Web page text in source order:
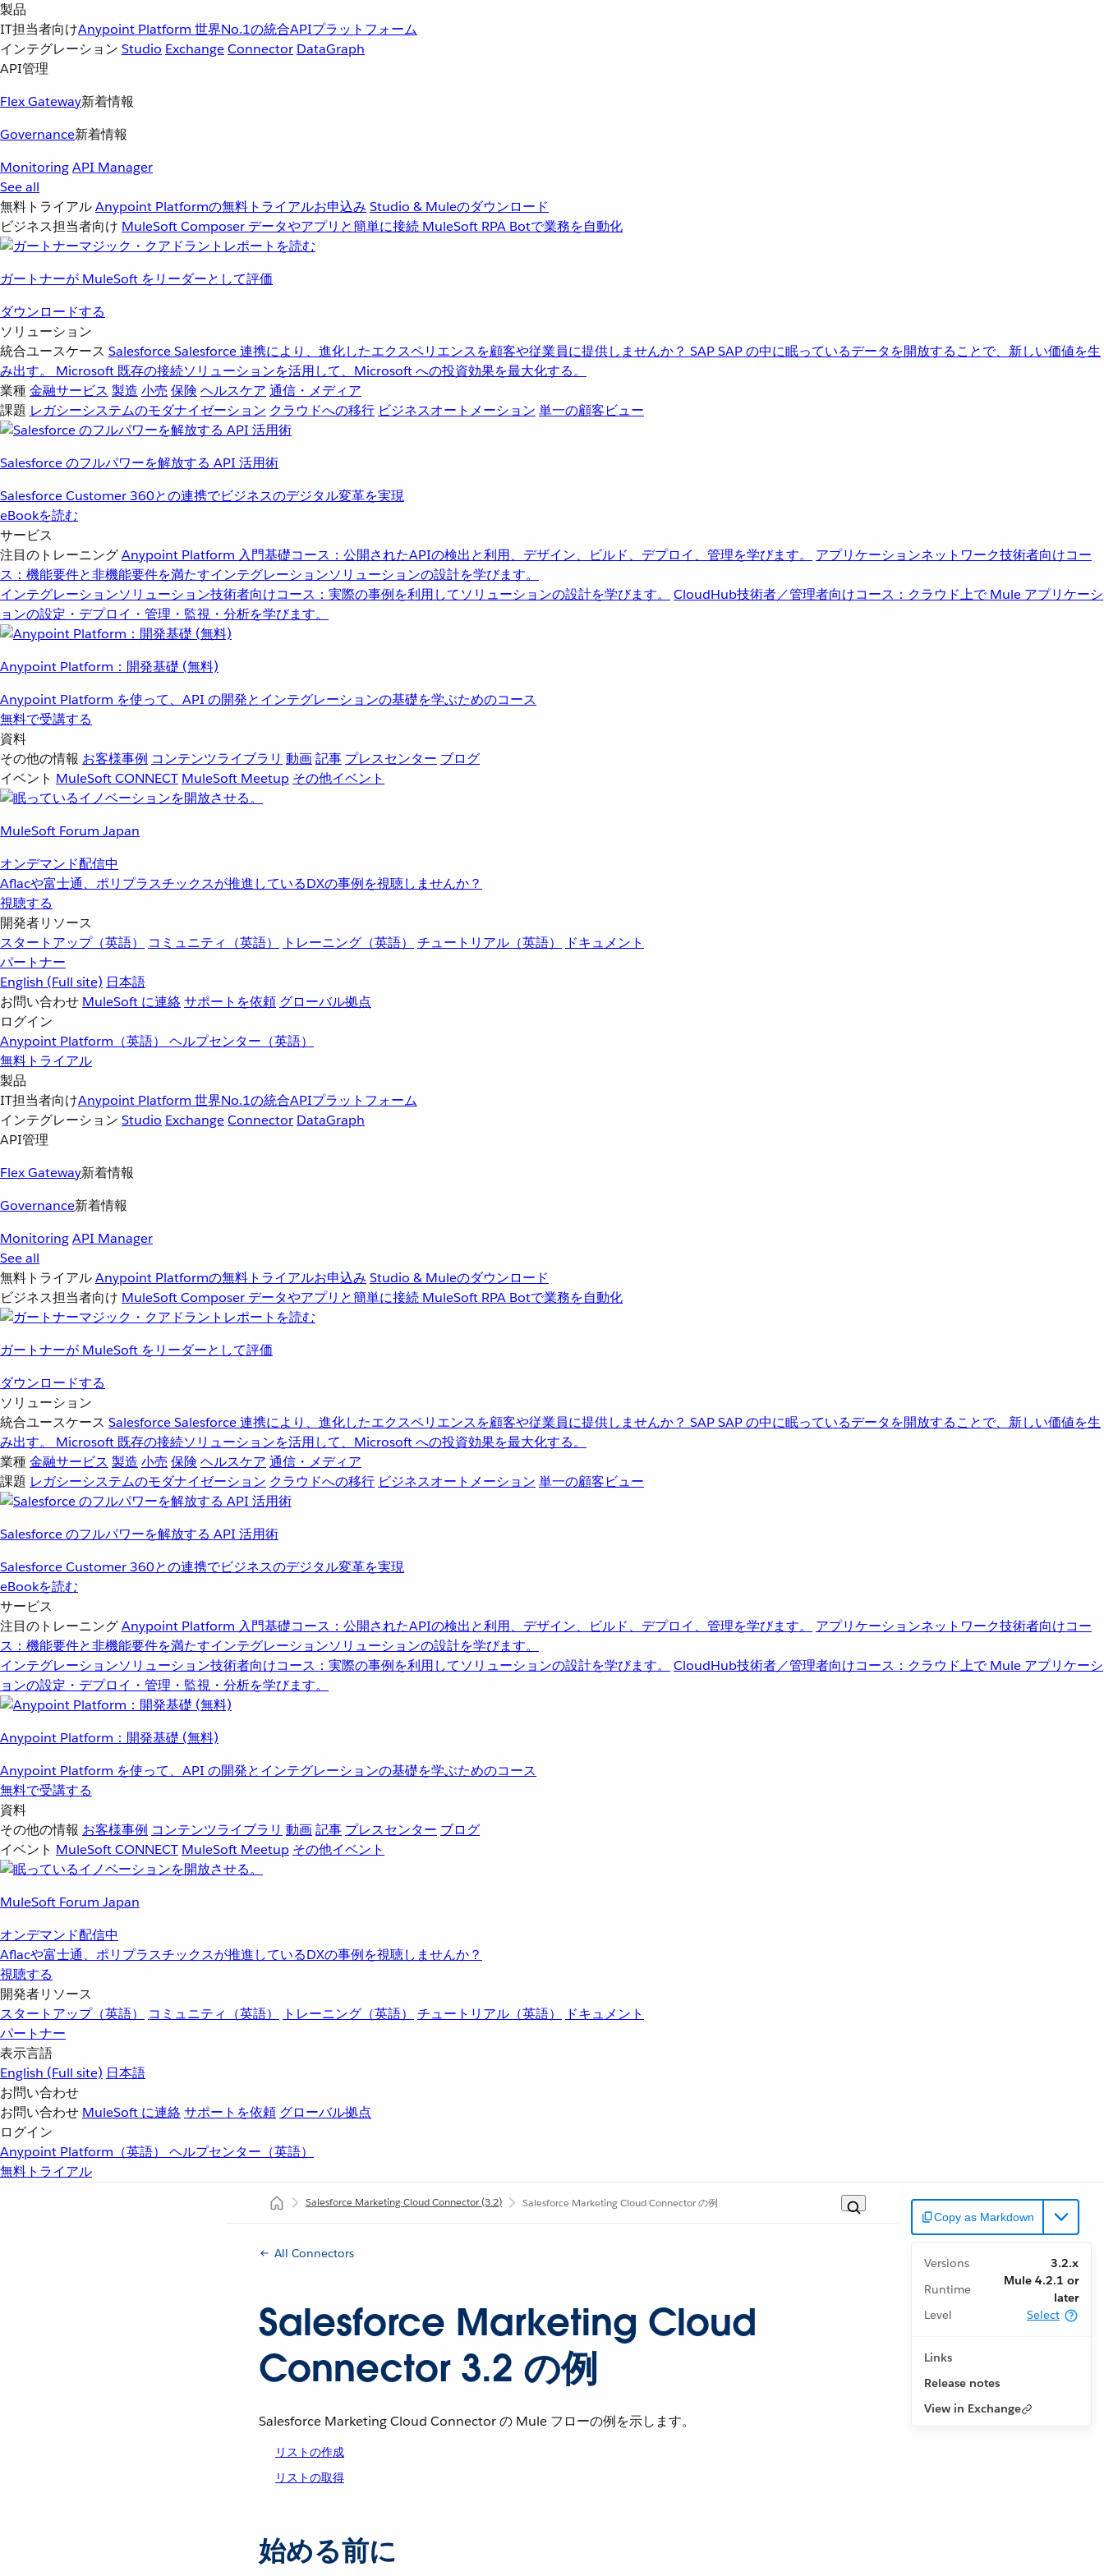
製品
IT担当者向けAnypoint Platform 世界No.1の統合APIプラットフォーム
インテグレーション Studio ExchangeConnector DataGraph
API管理
Flex Gateway新着情報
Governance新着情報
MonitoringAPI Manager
See all
無料トライアルAnypoint Platformの無料トライアルお申込み Studio & Muleのダウンロード
ビジネス担当者向け MuleSoft Composer データやアプリと簡単に接続 MuleSoft RPA Botで業務を自動化
ガートナーが MuleSoft をリーダーとして評価
ダウンロードする
ソリューション
統合ユースケース SalesforceSalesforce 連携により、進化したエクスペリエンスを顧客や従業員に提供しませんか？ SAPSAP の中に眠っているデータを開放することで、新しい価値を生
み出す。
Microsoft 既存の接続ソリューションを活用して、Microsoft への投資効果を最大化する。
業種金融サービス 製造 小売 保険 ヘルスケア 通信・メディア
課題 レガシーシステムのモダナイゼーション クラウドへの移行 ビジネスオートメーション 単一の顧客ビュー
Salesforce のフルパワーを解放する API 活用術
Salesforce Customer 360との連携でビジネスのデジタル変革を実現
eBookを読む
サービス
注目のトレーニングAnypoint Platform 入門基礎コース：公開されたAPIの検出と利用、デザイン、ビルド、デプロイ、管理を学びます。 アプリケーションネットワーク技術者向けコー
ス：機能要件と非機能要件を満たすインテグレーションソリューションの設計を学びます。
インテグレーションソリューション技術者向けコース：実際の事例を利用してソリューションの設計を学びます。 CloudHub技術者／管理者向けコース：クラウド上で Mule アプリケーシ
ョンの設定・デプロイ・管理・監視・分析を学びます。
Anypoint Platform：開発基礎 (無料)
Anypoint Platform を使って、API の開発とインテグレーションの基礎を学ぶためのコース
無料で受講する
資料
その他の情報 お客様事例 コンテンツライブラリ 動画記事 プレスセンター ブログ
イベント MuleSoft CONNECT MuleSoft Meetup その他イベント
MuleSoft Forum Japan
オンデマンド配信中
Aflacや富士通、ポリプラスチックスが推進しているDXの事例を視聴しませんか？
視聴する
開発者リソース
スタートアップ（英語）
コミュニティ（英語） トレーニング（英語） チュートリアル（英語）
ドキュメント
パートナー
English (Full site) 日本語
お問い合わせ MuleSoft に連絡サポートを依頼 グローバル拠点
ログイン
Anypoint Platform（英語） ヘルプセンター（英語）
無料トライアル
製品
IT担当者向けAnypoint Platform 世界No.1の統合APIプラットフォーム
インテグレーション Studio ExchangeConnector DataGraph
API管理
Flex Gateway新着情報
Governance新着情報
MonitoringAPI Manager
See all
無料トライアルAnypoint Platformの無料トライアルお申込み Studio & Muleのダウンロード
ビジネス担当者向け MuleSoft Composer データやアプリと簡単に接続 MuleSoft RPA Botで業務を自動化
ガートナーが MuleSoft をリーダーとして評価
ダウンロードする
ソリューション
統合ユースケース SalesforceSalesforce 連携により、進化したエクスペリエンスを顧客や従業員に提供しませんか？ SAPSAP の中に眠っているデータを開放することで、新しい価値を生
み出す。
Microsoft 既存の接続ソリューションを活用して、Microsoft への投資効果を最大化する。
業種金融サービス 製造 小売 保険 ヘルスケア 通信・メディア
課題 レガシーシステムのモダナイゼーション クラウドへの移行 ビジネスオートメーション 単一の顧客ビュー
Salesforce のフルパワーを解放する API 活用術
Salesforce Customer 360との連携でビジネスのデジタル変革を実現
eBookを読む
サービス
注目のトレーニングAnypoint Platform 入門基礎コース：公開されたAPIの検出と利用、デザイン、ビルド、デプロイ、管理を学びます。 アプリケーションネットワーク技術者向けコー
ス：機能要件と非機能要件を満たすインテグレーションソリューションの設計を学びます。
インテグレーションソリューション技術者向けコース：実際の事例を利用してソリューションの設計を学びます。 CloudHub技術者／管理者向けコース：クラウド上で Mule アプリケーシ
ョンの設定・デプロイ・管理・監視・分析を学びます。
Anypoint Platform：開発基礎 (無料)
Anypoint Platform を使って、API の開発とインテグレーションの基礎を学ぶためのコース
無料で受講する
資料
その他の情報 お客様事例 コンテンツライブラリ 動画記事 プレスセンター ブログ
イベント MuleSoft CONNECT MuleSoft Meetup その他イベント
MuleSoft Forum Japan
オンデマンド配信中
Aflacや富士通、ポリプラスチックスが推進しているDXの事例を視聴しませんか？
視聴する
開発者リソース
スタートアップ（英語）
コミュニティ（英語） トレーニング（英語） チュートリアル（英語）
ドキュメント
パートナー
表示言語
English (Full site) 日本語
お問い合わせ
お問い合わせ MuleSoft に連絡サポートを依頼 グローバル拠点
ログイン
Anypoint Platform（英語） ヘルプセンター（英語）
無料トライアル
Salesforce Marketing Cloud Connector(3.2) Salesforce Marketing Cloud Connector の例
All Connectors
Salesforce Marketing Cloud
Connector 3.2 の例
Salesforce Marketing Cloud Connector の Mule フローの例を示します。
リストの作成
リストの取得
始める前に
Copy as Markdown
Versions
3.2.x
Runtime
Mule 4.2.1 or
later
Level
Select
Links
Release notes
View in Exchange